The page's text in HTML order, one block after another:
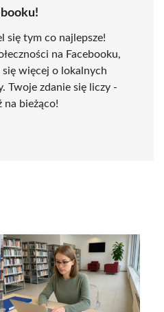
się tym co najlepsze!
na Facebooku,
się więcej o lokalnych
Twoje zdanie się liczy -
na bieżąco!